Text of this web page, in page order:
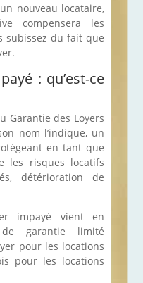
nouveau locataire,
compensera les
subissez du fait que
: qu’est-ce
Garantie des Loyers
nom l’indique, un
en tant que
les risques locatifs
détérioration de
impayé vient en
garantie limité
pour les locations
pour les locations